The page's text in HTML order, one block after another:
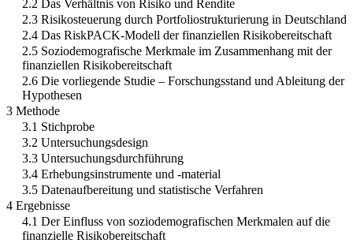
2.2 Das Verhältnis von Risiko und Rendite
2.3 Risikosteuerung durch Portfoliostrukturierung in Deutschland
2.4 Das RiskPACK-Modell der finanziellen Risikobereitschaft
2.5 Soziodemografische Merkmale im Zusammenhang mit der
finanziellen Risikobereitschaft
2.6 Die vorliegende Studie – Forschungsstand und Ableitung der
Hypothesen
3 Methode
3.1 Stichprobe
3.2 Untersuchungsdesign
3.3 Untersuchungsdurchführung
3.4 Erhebungsinstrumente und -material
3.5 Datenaufbereitung und statistische Verfahren
4 Ergebnisse
4.1 Der Einfluss von soziodemografischen Merkmalen auf die
finanzielle Risikobereitschaft